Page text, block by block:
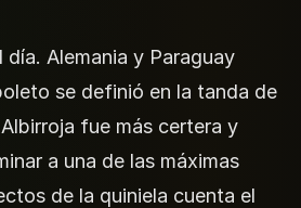
día. Alemania y Paraguay
se definió en la tanda de
fue más certera y
a una de las máximas
de la quiniela cuenta el